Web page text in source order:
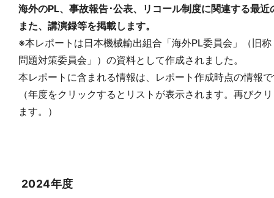
海外のPL、事故報告･公表、リコール制度に関連する最
また、講演録等を掲載します。
※本レポートは日本機械輸出組合「海外PL委員会」（旧
問題対策委員会」）の資料として作成されました。
本レポートに含まれる情報は、レポート作成時点の情報
（年度をクリックするとリストが表示されます。再びク
ます。）
2024年度